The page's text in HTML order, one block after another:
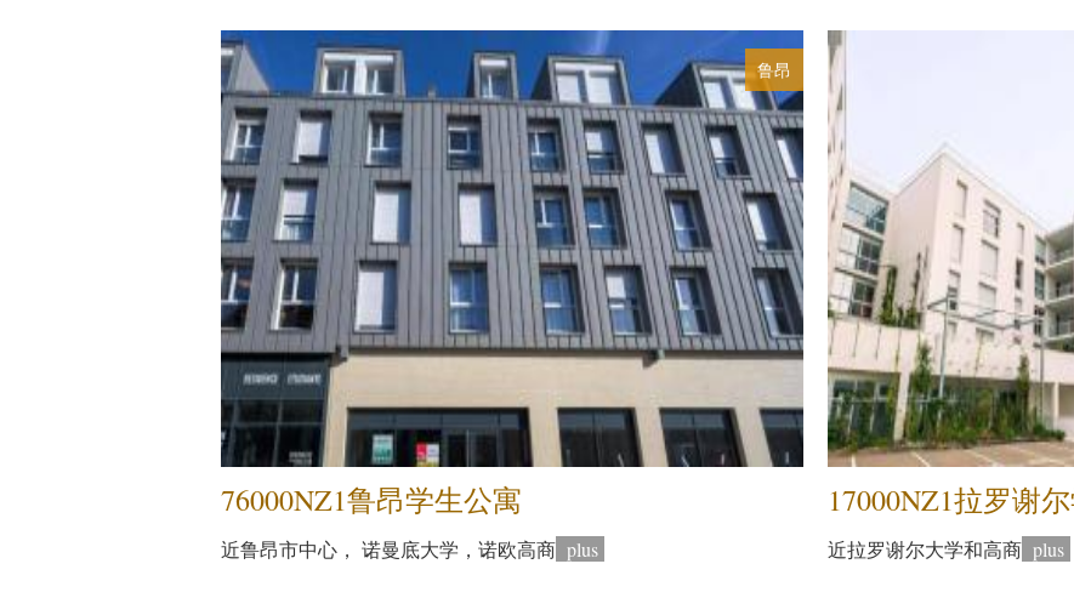
鲁昂
76000NZ1鲁昂学生公寓
近鲁昂市中心， 诺曼底大学，诺欧高商 plus
17000NZ1拉罗谢
近拉罗谢尔大学和高商 plus